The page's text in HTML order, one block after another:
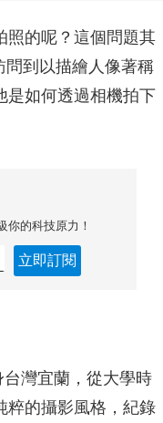
照的呢？這個問題其
到以描繪人像著稱
是如何透過相機拍下
你的科技原力！
立即訂閱
灣宜蘭，從大學時
粹的攝影風格，紀錄